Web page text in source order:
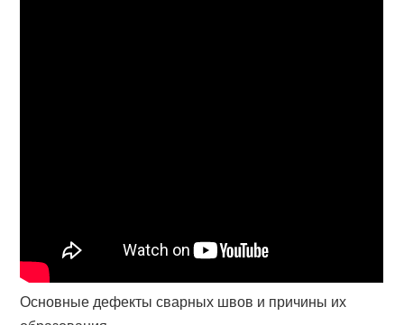
Основные дефекты сварных швов и причины их